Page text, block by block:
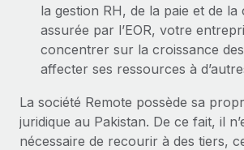
la gestion RH, de la paie et de
assurée par l’EOR, votre
concentrer sur la croissance
affecter ses ressources à
La société Remote possède sa
juridique au Pakistan. De ce fait, il
nécessaire de recourir à des tiers,